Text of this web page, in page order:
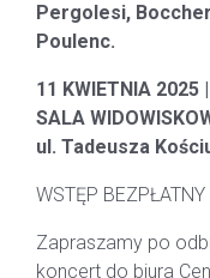
Pergolesi,
Poulenc.
11 KWIETNIA 2025
SALA
ul. Tadeusza
WSTĘP BEZPŁATNY
Zapraszamy po
koncert do biura